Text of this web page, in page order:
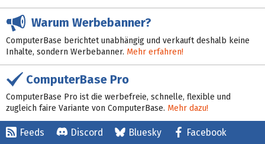
Warum Werbebanner?
ComputerBase berichtet unabhängig und verkauft deshalb keine
Inhalte, sondern Werbebanner. Mehr erfahren!
ComputerBase Pro
ComputerBase Pro ist die werbefreie, schnelle, flexible und
zugleich faire Variante von ComputerBase. Mehr dazu!
Feeds Discord Bluesky Facebook